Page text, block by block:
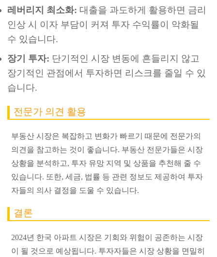
레버리지 최소화: 대출을 과도하게 활용하면 금리
인상 시 이자 부담이 커져 투자 수익률이 악화될
수 있습니다.
장기 투자: 단기적인 시장 변동에 흔들리지 않고
장기적인 관점에서 투자하면 리스크를 줄일 수 있
습니다.
전문가 의견 활용
부동산 시장은 복잡하고 변화가 빠르기 때문에 전문가의
의견을 참고하는 것이 좋습니다. 부동산 전문가들은 시장
상황을 분석하고, 투자 유망 지역 및 상품을 추천해 줄 수
있습니다. 또한, 세금, 법률 등 관련 정보도 제공하여 투자
자들의 의사 결정을 도울 수 있습니다.
결론
2024년 한국 아파트 시장은 기회와 위험이 공존하는 시장
이 될 것으로 예상됩니다. 투자자들은 시장 상황을 면밀히